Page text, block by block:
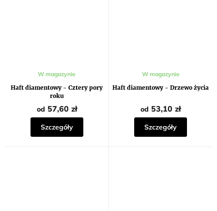
Haft diamentowy - Cztery pory
roku
Średnia
ocena
produktu
wynosi
5,0
na
5
gwiazdek.
W magazynie
od 57,60 zł
Szczegóły
Haft diamentowy - Drzewo życia
Średnia
ocena
produktu
wynosi
na
5
gwiazdek.
W magazynie
od 53,10 zł
Szczegóły